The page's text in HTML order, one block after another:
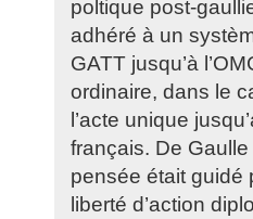
poltique post-
adhéré à un
GATT jusqu’à
ordinaire, dans le
l’acte unique
français. De
pensée était guidé
liberté d’action